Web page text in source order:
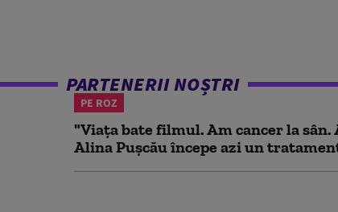
PARTENERII NOȘTRI
PE ROZ
"Viața bate filmul. Am cancer la
Alina Pușcău începe azi un